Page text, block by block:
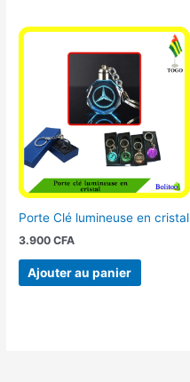
Porte Clé lumineuse en cristal
3.900CFA
Ajouter au panier